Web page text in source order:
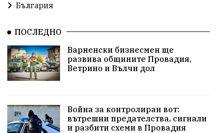
Развитие на града
Знак за европейско наследство
управлението на Провадия Общински съвет
Сигнали Посещението на Бойко Борисов
Използва ли се за кампания? Екология
България
ПОСЛЕДНО
Варненски бизнесмен ще
развива общините Провадия,
Ветрино и Вълчи дол
Война за контролиран вот:
вътрешни предателства, сигнали
и разбити схеми в Провадия